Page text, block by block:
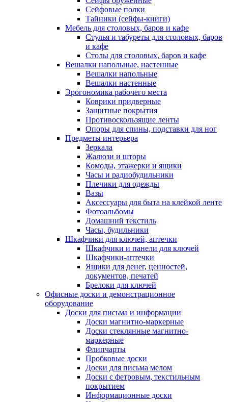
Сейфовые полки
Тайники (сейфы-книги)
Мебель для столовых, баров и кафе
Стулья и табуреты для столовых, баров
и кафе
Столы для столовых, баров и кафе
Вешалки напольные, настенные
Вешалки напольные
Вешалки настенные
Эрогономика рабочего места
Коврики придверные
Защитные покрытия
Противоскользящие ленты
Опоры для спины, подставки для ног
Предметы интерьера
Зеркала
Жалюзи и шторы
Комоды, этажерки и ящики
Часы и радиобудильники
Плечики для одежды
Вазы
Аксессуары для быта на клейкой ленте
Фотоальбомы
Домашний текстиль
Часы, будильники
Шкафчики для ключей, аптечки
Шкафчики и панели для ключей
Шкафчики-аптечки
Ящики для денег, ценностей,
документов, печатей
Брелоки для ключей
Офисные доски и демонстрационное
оборудование
Доски для письма и информации
Доски магнитно-маркерные
Доски стеклянные магнитно-
маркерные
Флипчарты
Пробковые доски
Доски для письма мелом
Доски с фетровым, текстильным
покрытием
Информационные доски